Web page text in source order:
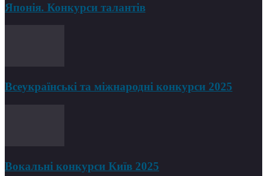
Японія. Конкурси талантів
Всеукраїнські та міжнародні конкурси 2025
Вокальні конкурси Київ 2025